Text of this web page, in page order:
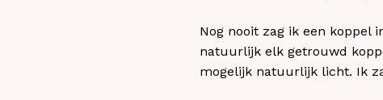
Nog nooit zag ik een koppel
natuurlijk elk getrouwd
mogelijk natuurlijk licht. Ik